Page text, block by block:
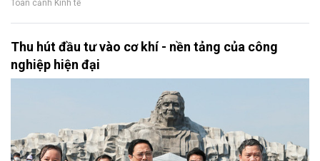
Toàn cảnh Kinh tế
Thu hút đầu tư vào cơ khí - nền tảng của công
nghiệp hiện đại